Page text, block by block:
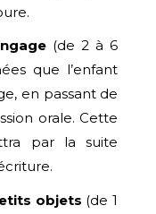
(de 2 à 6
que l’enfant
en passant de
orale. Cette
par la suite
objets (de 1